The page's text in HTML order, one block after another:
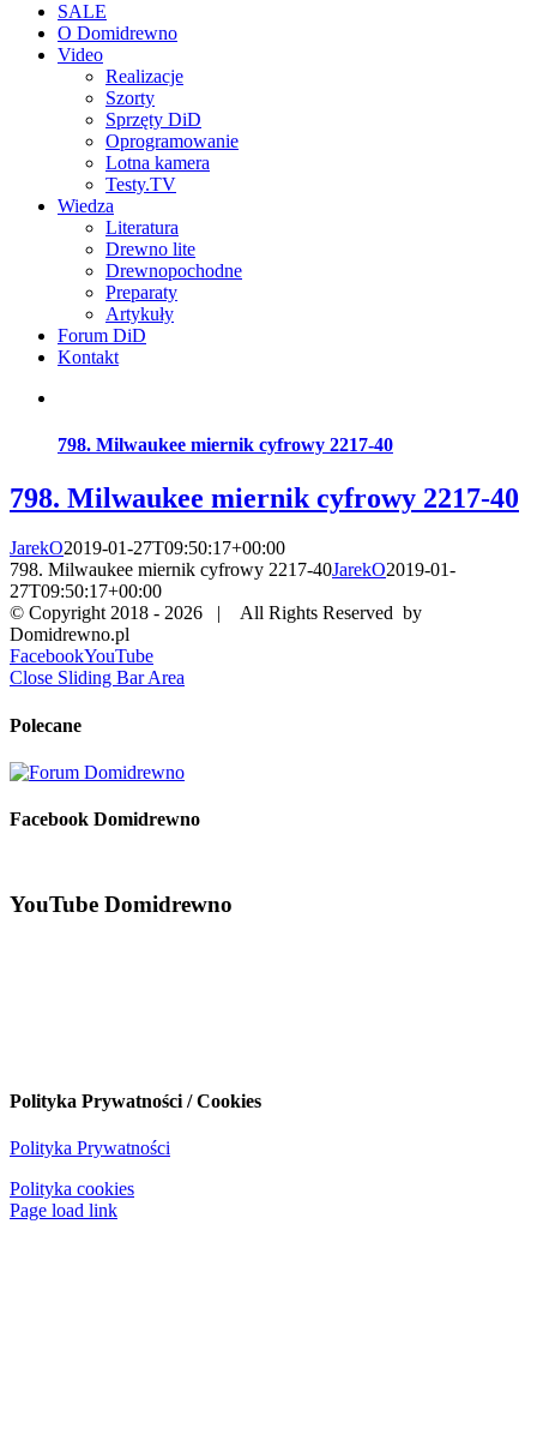
SALE
O Domidrewno
Video
Realizacje
Szorty
Sprzęty DiD
Oprogramowanie
Lotna kamera
Testy.TV
Wiedza
Literatura
Drewno lite
Drewnopochodne
Preparaty
Artykuły
Forum DiD
Kontakt
798. Milwaukee miernik cyfrowy 2217-40
798. Milwaukee miernik cyfrowy 2217-40
JarekO2019-01-27T09:50:17+00:00
798. Milwaukee miernik cyfrowy 2217-40JarekO2019-01-
27T09:50:17+00:00
© Copyright 2018 - 2026 | All Rights Reserved by
Domidrewno.pl
FacebookYouTube
Close Sliding Bar Area
Polecane
Facebook Domidrewno
YouTube Domidrewno
Polityka Prywatności / Cookies
Polityka Prywatności
Polityka cookies
Page load link